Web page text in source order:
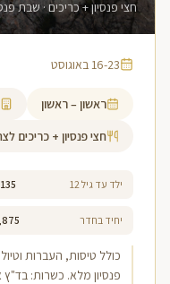
חצי פנסיון + כריכים · שבת
16-23 באוגוסט
ראשון – ראשון
חצי פנסיון + כריכים
ילד עד גיל 12
יחיד בחדר
כולל טיסות, העברות
פנסיון מלא. כשרות: בד"ץ